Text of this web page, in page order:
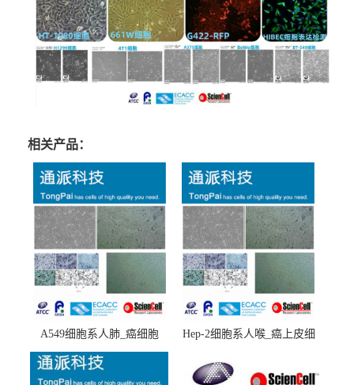
相关产品：
A549细胞系人肺_癌细胞
(A549细胞)
Hep-2细胞系人喉_癌上皮细